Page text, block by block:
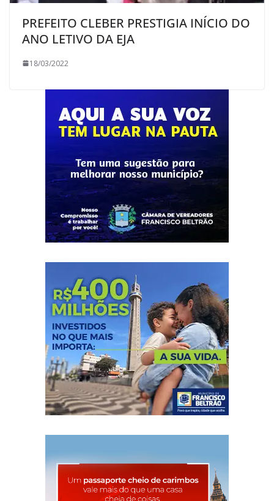
PREFEITO CLEBER PRESTIGIA INÍCIO DO
ANO LETIVO DA EJA
18/03/2022